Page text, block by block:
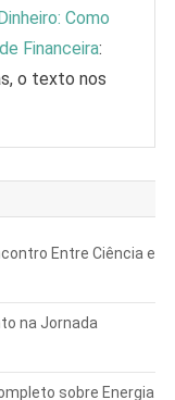
Como
Financeira:
o texto nos
Entre Ciência e
na Jornada
sobre Energia